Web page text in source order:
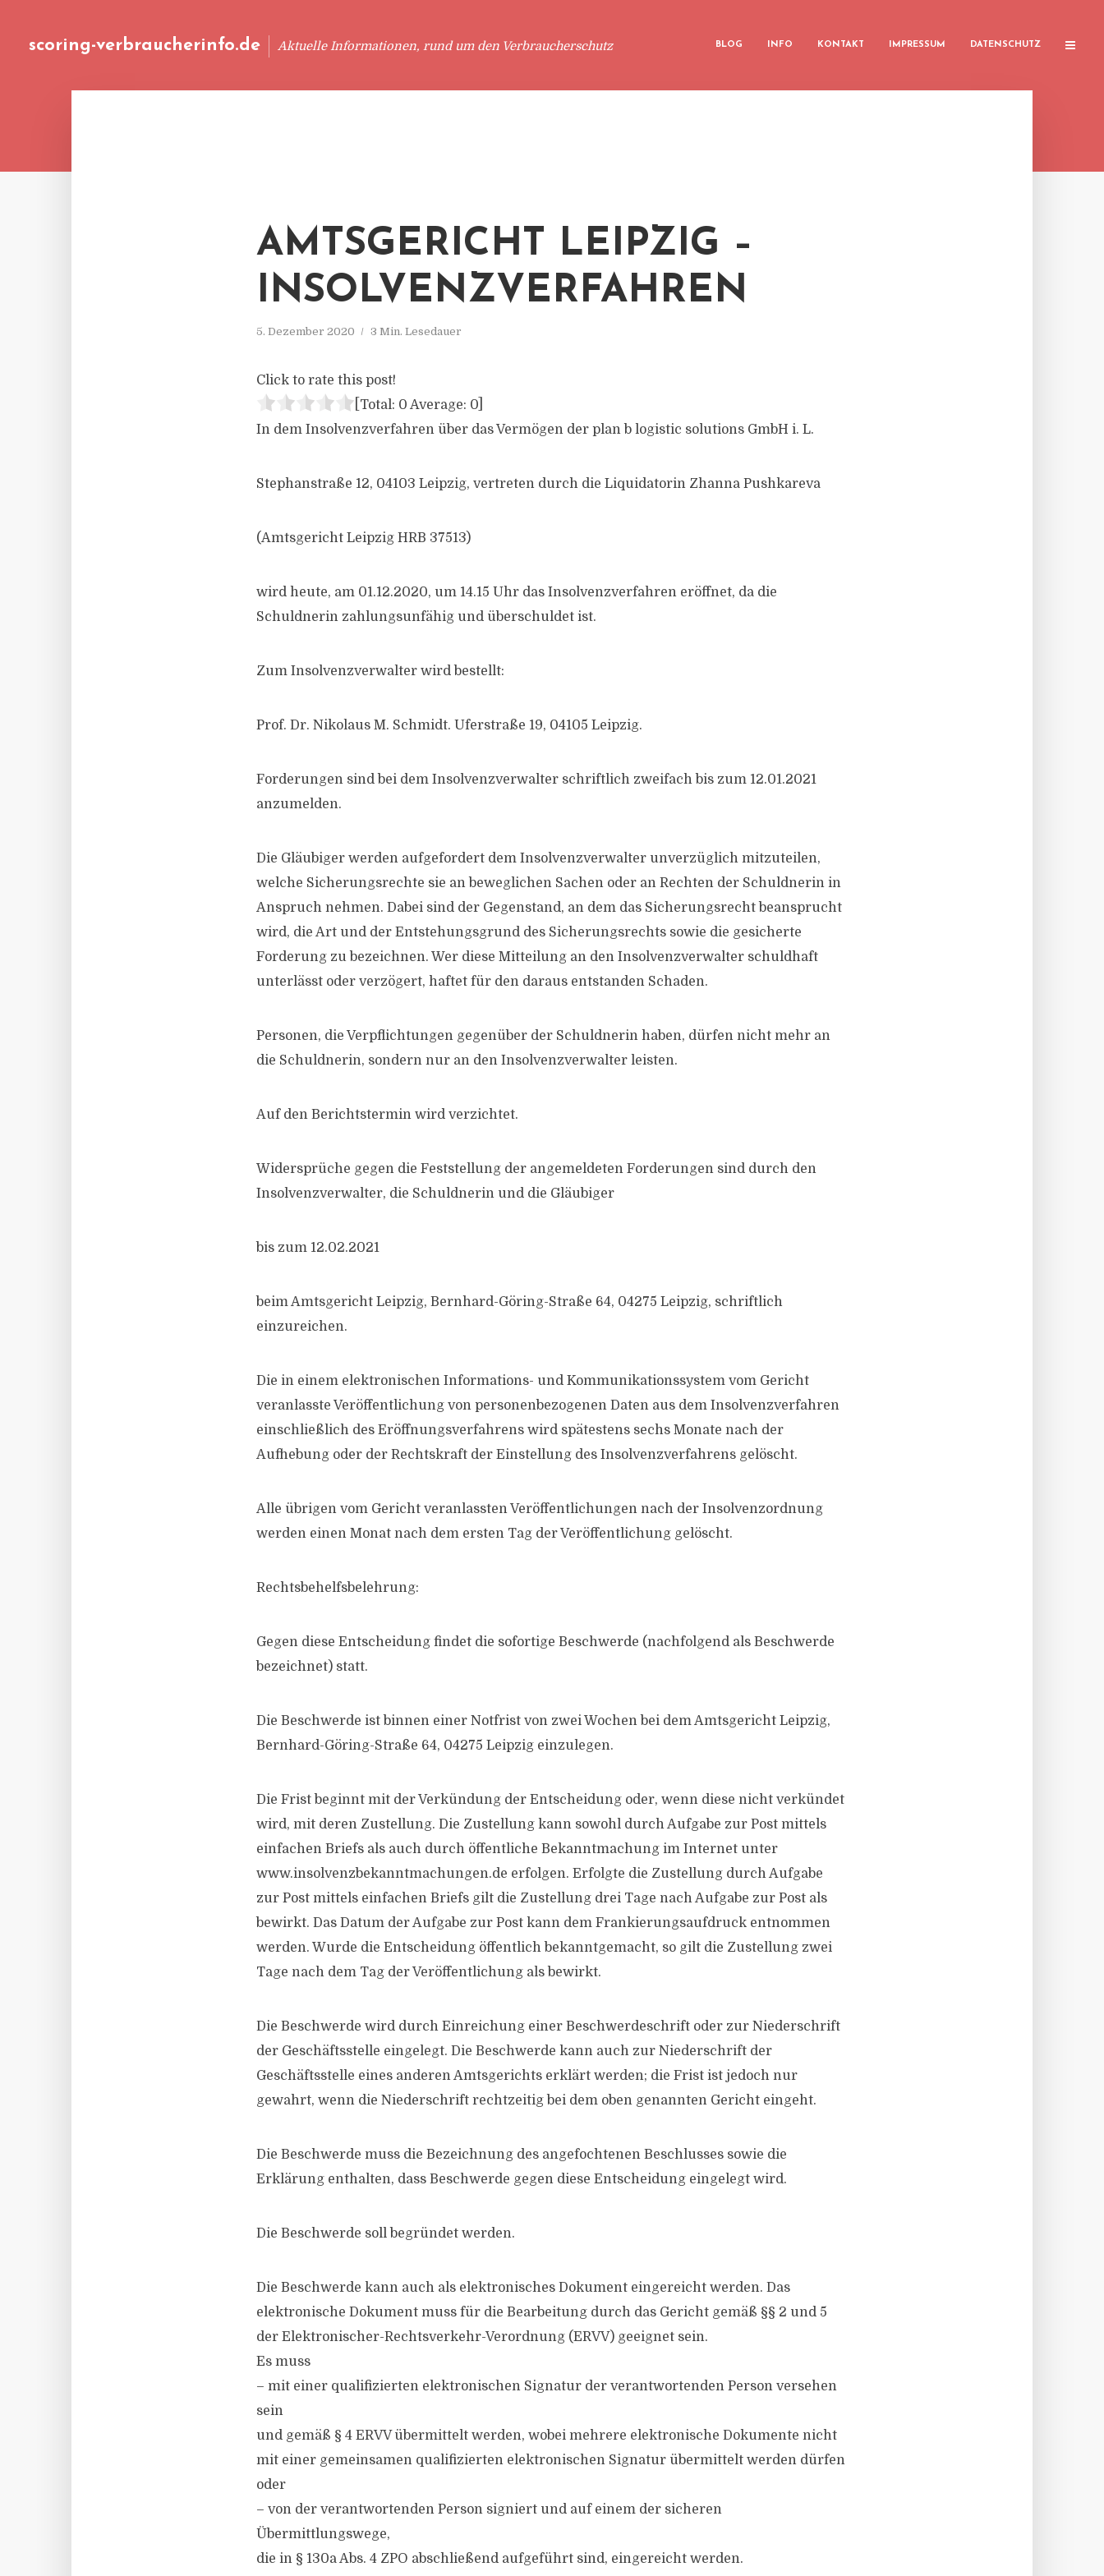
scoring-verbraucherinfo.de Aktuelle Informationen, rund um den Verbraucherschutz BLOG INFO KONTAKT IMPRESSUM DATENSCHUTZ
AMTSGERICHT LEIPZIG –
INSOLVENZVERFAHREN
5. Dezember 2020 3 Min. Lesedauer
Click to rate this post!
[Total: 0 Average: 0
In dem Insolvenzverfahren über das Vermögen der plan b logistic solutions GmbH i. L.
Stephanstraße 12, 04103 Leipzig, vertreten durch die Liquidatorin Zhanna Pushkareva
(Amtsgericht Leipzig HRB 37513)
wird heute, am 01.12.2020, um 14.15 Uhr das Insolvenzverfahren eröffnet, da die
Schuldnerin zahlungsunfähig und überschuldet ist.
Zum Insolvenzverwalter wird bestellt:
Prof. Dr. Nikolaus M. Schmidt. Uferstraße 19, 04105 Leipzig.
Forderungen sind bei dem Insolvenzverwalter schriftlich zweifach bis zum 12.01.2021
anzumelden.
Die Gläubiger werden aufgefordert dem Insolvenzverwalter unverzüglich mitzuteilen,
welche Sicherungsrechte sie an beweglichen Sachen oder an Rechten der Schuldnerin in
Anspruch nehmen. Dabei sind der Gegenstand, an dem das Sicherungsrecht beansprucht
wird, die Art und der Entstehungsgrund des Sicherungsrechts sowie die gesicherte
Forderung zu bezeichnen. Wer diese Mitteilung an den Insolvenzverwalter schuldhaft
unterlässt oder verzögert, haftet für den daraus entstanden Schaden.
Personen, die Verpflichtungen gegenüber der Schuldnerin haben, dürfen nicht mehr an
die Schuldnerin, sondern nur an den Insolvenzverwalter leisten.
Auf den Berichtstermin wird verzichtet.
Widersprüche gegen die Feststellung der angemeldeten Forderungen sind durch den
Insolvenzverwalter, die Schuldnerin und die Gläubiger
bis zum 12.02.2021
beim Amtsgericht Leipzig, Bernhard-Göring-Straße 64, 04275 Leipzig, schriftlich
einzureichen.
Die in einem elektronischen Informations- und Kommunikationssystem vom Gericht
veranlasste Veröffentlichung von personenbezogenen Daten aus dem Insolvenzverfahren
einschließlich des Eröffnungsverfahrens wird spätestens sechs Monate nach der
Aufhebung oder der Rechtskraft der Einstellung des Insolvenzverfahrens gelöscht.
Alle übrigen vom Gericht veranlassten Veröffentlichungen nach der Insolvenzordnung
werden einen Monat nach dem ersten Tag der Veröffentlichung gelöscht.
Rechtsbehelfsbelehrung:
Gegen diese Entscheidung findet die sofortige Beschwerde (nachfolgend als Beschwerde
bezeichnet) statt.
Die Beschwerde ist binnen einer Notfrist von zwei Wochen bei dem Amtsgericht Leipzig,
Bernhard-Göring-Straße 64, 04275 Leipzig einzulegen.
Die Frist beginnt mit der Verkündung der Entscheidung oder, wenn diese nicht verkündet
wird, mit deren Zustellung. Die Zustellung kann sowohl durch Aufgabe zur Post mittels
einfachen Briefs als auch durch öffentliche Bekanntmachung im Internet unter
www.insolvenzbekanntmachungen.de erfolgen. Erfolgte die Zustellung durch Aufgabe
zur Post mittels einfachen Briefs gilt die Zustellung drei Tage nach Aufgabe zur Post als
bewirkt. Das Datum der Aufgabe zur Post kann dem Frankierungsaufdruck entnommen
werden. Wurde die Entscheidung öffentlich bekanntgemacht, so gilt die Zustellung zwei
Tage nach dem Tag der Veröffentlichung als bewirkt.
Die Beschwerde wird durch Einreichung einer Beschwerdeschrift oder zur Niederschrift
der Geschäftsstelle eingelegt. Die Beschwerde kann auch zur Niederschrift der
Geschäftsstelle eines anderen Amtsgerichts erklärt werden; die Frist ist jedoch nur
gewahrt, wenn die Niederschrift rechtzeitig bei dem oben genannten Gericht eingeht.
Die Beschwerde muss die Bezeichnung des angefochtenen Beschlusses sowie die
Erklärung enthalten, dass Beschwerde gegen diese Entscheidung eingelegt wird.
Die Beschwerde soll begründet werden.
Die Beschwerde kann auch als elektronisches Dokument eingereicht werden. Das
elektronische Dokument muss für die Bearbeitung durch das Gericht gemäß §§ 2 und 5
der Elektronischer-Rechtsverkehr-Verordnung (ERVV) geeignet sein.
Es muss
– mit einer qualifizierten elektronischen Signatur der verantwortenden Person versehen
sein
und gemäß § 4 ERVV übermittelt werden, wobei mehrere elektronische Dokumente nicht
mit einer gemeinsamen qualifizierten elektronischen Signatur übermittelt werden dürfen
oder
– von der verantwortenden Person signiert und auf einem der sicheren
Übermittlungswege,
die in § 130a Abs. 4 ZPO abschließend aufgeführt sind, eingereicht werden.